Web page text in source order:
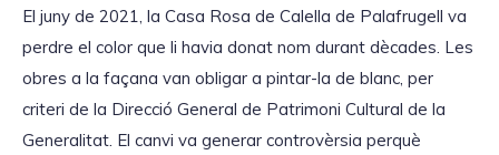
El juny de 2021, la Casa Rosa de Calella de Palafrugell va
perdre el color que li havia donat nom durant dècades. Les
obres a la façana van obligar a pintar-la de blanc, per
criteri de la Direcció General de Patrimoni Cultural de la
Generalitat. El canvi va generar controvèrsia perquè